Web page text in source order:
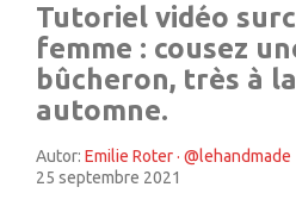
Tutoriel vidéo
femme : cousez
bûcheron, très à
automne.
Autor: Emilie Roter · @lehandmade
25 septembre 2021